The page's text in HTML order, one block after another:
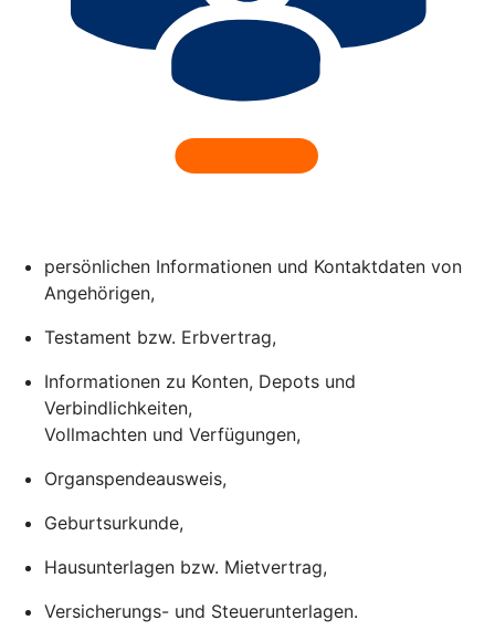
persönlichen Informationen und Kontaktdaten von
Angehörigen,
Testament bzw. Erbvertrag,
Informationen zu Konten, Depots und
Verbindlichkeiten,
Vollmachten und Verfügungen,
Organspendeausweis,
Geburtsurkunde,
Hausunterlagen bzw. Mietvertrag,
Versicherungs- und Steuerunterlagen.